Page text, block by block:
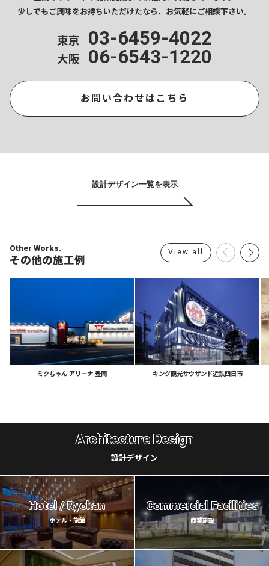
少しでもご興味をお持ちいただけたなら、 お気軽にご相談下さい。
東京 03-6459-4022
大阪 06-6543-1220
お問い合わせはこちら
設計デザイン一覧を表示
Other Works.
その他の施工例
ミクちゃん アリーナ 豊岡 キング観光サウザンド近鉄四日市
View all
Architecture Design
設計デザイン
Hotel / Ryokan
ホテル・旅館
Commercial Facilities
商業施設